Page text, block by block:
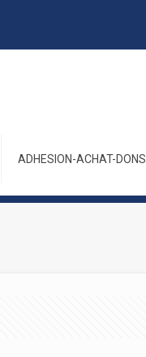
ADHESION-ACHAT-DONS